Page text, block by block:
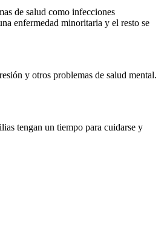
de salud como infecciones
enfermedad minoritaria y el resto se
y otros problemas de salud mental.
tengan un tiempo para cuidarse y